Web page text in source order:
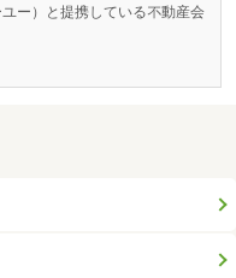
ー）と提携している不動産会